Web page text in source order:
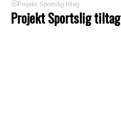
Projekt Sportslig tiltag
Projekt Sportslig tiltag